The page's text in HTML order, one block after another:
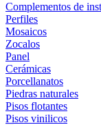
Complementos de
Perfiles
Mosaicos
Zocalos
Panel
Cerámicas
Porcellanatos
Piedras naturales
Pisos flotantes
Pisos vinilicos